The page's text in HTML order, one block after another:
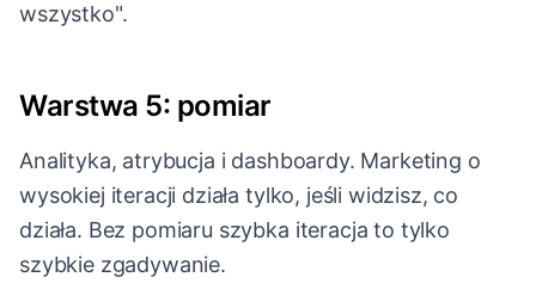
wszystko".
Warstwa 5: pomiar
Analityka, atrybucja i dashboardy. Marketing o
wysokiej iteracji działa tylko, jeśli widzisz, co
działa. Bez pomiaru szybka iteracja to tylko
szybkie zgadywanie.